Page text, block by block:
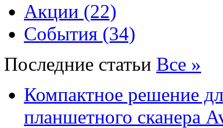
Акции (22)
События (34)
Последние статьи Все »
Компактное решение
планшетного сканера